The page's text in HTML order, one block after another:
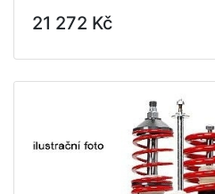
21 272 Kč